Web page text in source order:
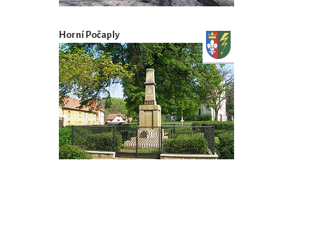
Horní Počaply